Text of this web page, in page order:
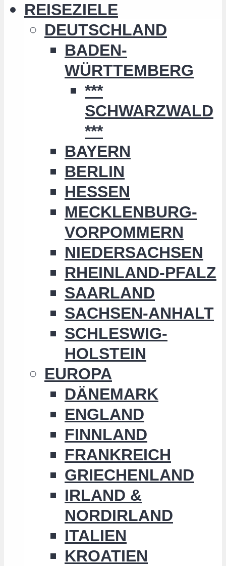
REISEZIELE
DEUTSCHLAND
BADEN-
WÜRTTEMBERG
***
SCHWARZWALD
***
BAYERN
BERLIN
HESSEN
MECKLENBURG-
VORPOMMERN
NIEDERSACHSEN
RHEINLAND-PFALZ
SAARLAND
SACHSEN-ANHALT
SCHLESWIG-
HOLSTEIN
EUROPA
DÄNEMARK
ENGLAND
FINNLAND
FRANKREICH
GRIECHENLAND
IRLAND &
NORDIRLAND
ITALIEN
KROATIEN